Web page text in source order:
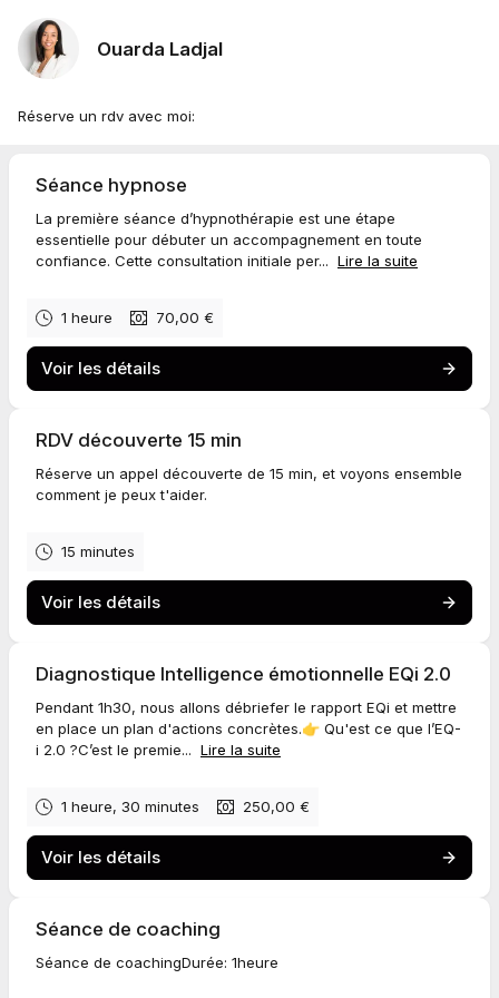
Ouarda Ladjal
Réserve un rdv avec moi:
Séance hypnose
La première séance d’hypnothérapie est une étape
essentielle pour débuter un accompagnement en toute
confiance. Cette consultation initiale per... Lire la suite
1 heure 70,00 €
Voir les détails
RDV découverte 15 min
Réserve un appel découverte de 15 min, et voyons ensemble
comment je peux t'aider.
15 minutes
Voir les détails
Diagnostique Intelligence émotionnelle EQi 2.0
Pendant 1h30, nous allons débriefer le rapport EQi et mettre
en place un plan d'actions concrètes.👉 Qu'est ce que l’EQ-
i 2.0 ?C’est le premie... Lire la suite
1 heure, 30 minutes 250,00 €
Voir les détails
Séance de coaching
Séance de coachingDurée: 1heure